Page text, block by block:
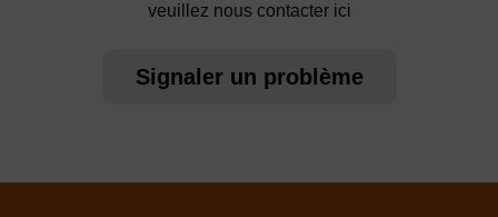
veuillez nous contacter ici
Signaler un problème